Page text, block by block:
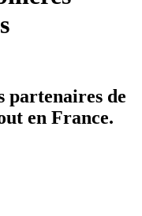
partenaires de
en France.